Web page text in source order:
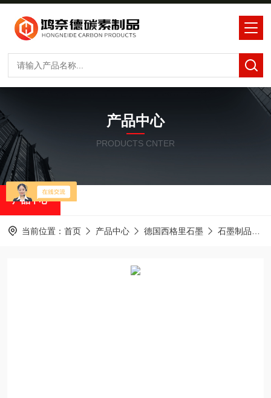
产品中心
PRODUCTS CNTER
产品中心
当前位置： 首页 产品中心 德国西格里石墨 石墨制品